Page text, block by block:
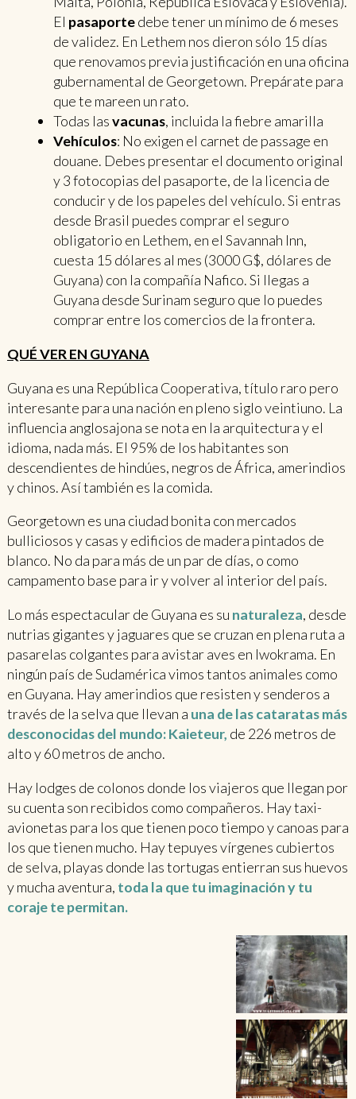
El pasaportedebe tener un mínimo de 6 meses
de validez. En Lethem nos dieron sólo 15 días
que renovamos previa justificación en una oficina
gubernamental de Georgetown. Prepárate para
que te mareen un rato.
Todas lasvacunas, incluida la fiebre amarilla
Vehículos: No exigen el carnet de passage en
douane. Debes presentar el documento original
y 3 fotocopias del pasaporte, de la licencia de
conducir y de los papeles del vehículo. Si entras
desde Brasil puedes comprar el seguro
obligatorio en Lethem, en el Savannah Inn,
cuesta 15 dólares al mes (3000 G$, dólares de
Guyana) con la compañía Nafico. Si llegas a
Guyana desde Surinam seguro que lo puedes
comprar entre los comercios de la frontera.
QUÉ VER EN GUYANA
Guyana es una República Cooperativa, título raro pero
interesante para una nación en pleno siglo veintiuno. La
influencia anglosajona se nota en la arquitectura y el
idioma, nada más. El 95% de los habitantes son
descendientes de hindúes, negros de África, amerindios
y chinos. Así también es la comida.
Georgetown es una ciudad bonita con mercados
bulliciosos y casas y edificios de madera pintados de
blanco. No da para más de un par de días, o como
campamento base para ir y volver al interior del país.
Lo más espectacular de Guyana es su naturaleza, desde
nutrias gigantes y jaguares que se cruzan en plena ruta a
pasarelas colgantes para avistar aves en Iwokrama. En
ningún país de Sudamérica vimos tantos animales como
en Guyana. Hay amerindios que resisten y senderos a
través de la selva que llevan a una de las cataratas más
desconocidas del mundo: Kaieteur, de 226 metros de
alto y 60 metros de ancho.
Hay lodges de colonos donde los viajeros que llegan por
su cuenta son recibidos como compañeros. Hay taxi-
avionetas para los que tienen poco tiempo y canoas para
los que tienen mucho. Hay tepuyes vírgenes cubiertos
de selva, playas donde las tortugas entierran sus huevos
y mucha aventura, toda la que tu imaginación y tu
coraje te permitan.